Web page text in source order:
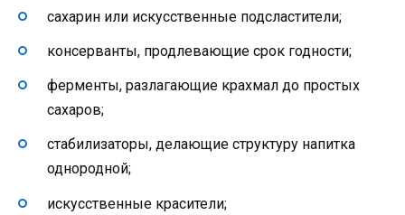
сахарин или искусственные подсластители;
консерванты, продлевающие срок годности;
ферменты, разлагающие крахмал до простых
сахаров;
стабилизаторы, делающие структуру напитка
однородной;
искусственные красители;